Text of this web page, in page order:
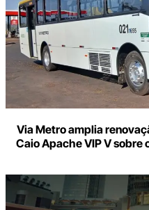
Via Metro amplia
Caio Apache VIP V sobre